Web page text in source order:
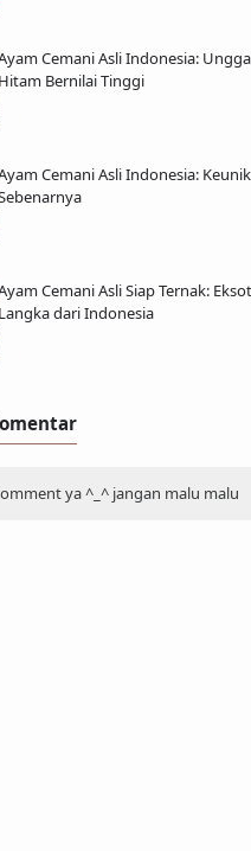
Cemani Asli Indonesia:
Bernilai Tinggi
Cemani Asli Indonesia:
Cemani Asli Siap Ternak:
dari Indonesia
ya ^_^ jangan malu malu